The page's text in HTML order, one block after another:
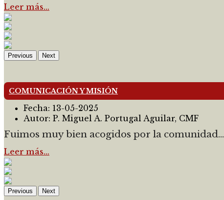
Leer más…
Previous Next
COMUNICACIÓN Y MISIÓN
Fecha: 13-05-2025
Autor: P. Miguel A. Portugal Aguilar, CMF
Fuimos muy bien acogidos por la comunidad...
Leer más…
Previous Next